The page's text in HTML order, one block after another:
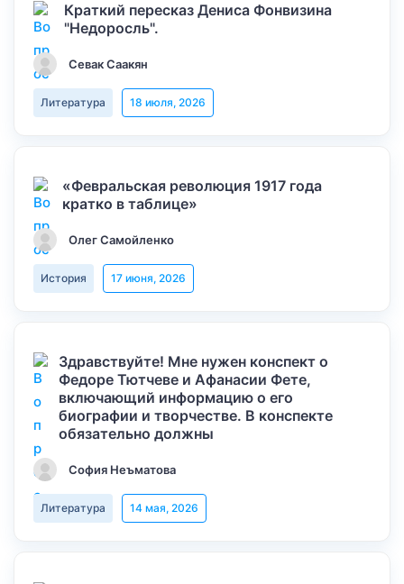
Краткий пересказ Дениса Фонвизина
"Недоросль".
Севак Саакян
Литература 18 июля, 2026
«Февральская революция 1917 года
кратко в таблице»
Олег Самойленко
История 17 июня, 2026
Здравствуйте! Мне нужен конспект о
Федоре Тютчеве и Афанасии Фете,
включающий информацию о его
биографии и творчестве. В конспекте
обязательно должны
София Неъматова
Литература 14 мая, 2026